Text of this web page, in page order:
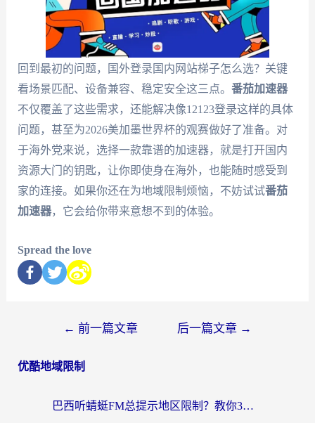
回到最初的问题，国外登录国内网站梯子怎么选？关键
看场景匹配、设备兼容、稳定安全这三点。 番茄加速器
不仅覆盖了这些需求，还能解决像12123登录这样的具体
问题，甚至为2026美加墨世界杯的观赛做好了准备。对
于海外党来说，选择一款靠谱的加速器，就是打开国内
资源大门的钥匙，让你即使身在海外，也能随时感受到
家的连接。如果你还在为地域限制烦恼，不妨试试番茄
加速器，它会给你带来意想不到的体验。
Spread the love
← 前一篇文章 后一篇文章 →
优酷地域限制
巴西听蜻蜓FM总提示地区限制？教你3步修改定位畅听国内内容